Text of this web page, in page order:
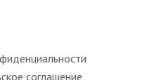
соглашение